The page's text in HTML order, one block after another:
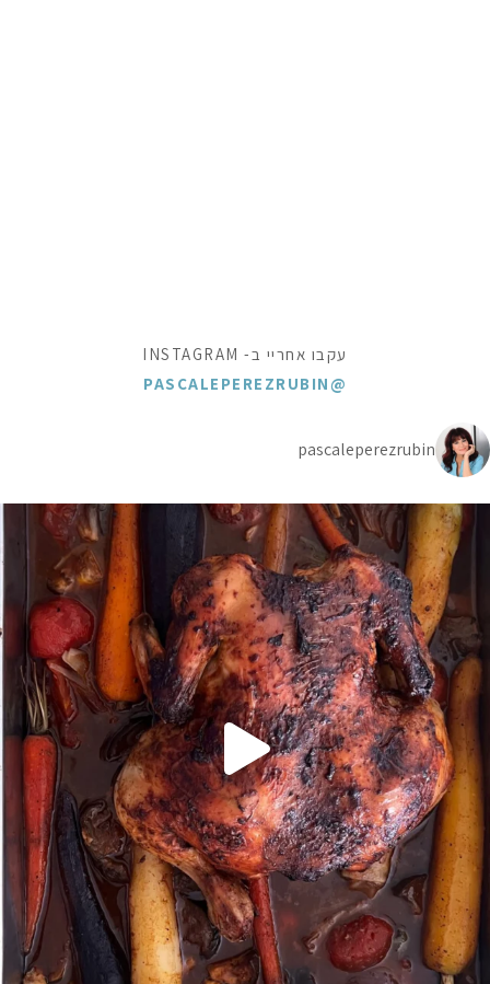
עקבו אחריי ב- INSTAGRAM
@PASCALEPEREZRUBIN
pascaleperezrubin